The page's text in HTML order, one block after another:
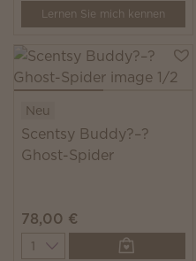
Lernen Sie mich kennen
Neu
Scentsy Buddy?–?
Ghost-Spider
78,00 €
Quantity